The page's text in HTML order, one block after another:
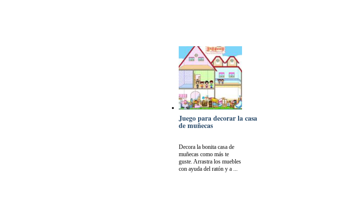
Juego para decorar la casa
de muñecas
Decora la bonita casa de
muñecas como más te
guste. Arrastra los muebles
con ayuda del ratón y a ...